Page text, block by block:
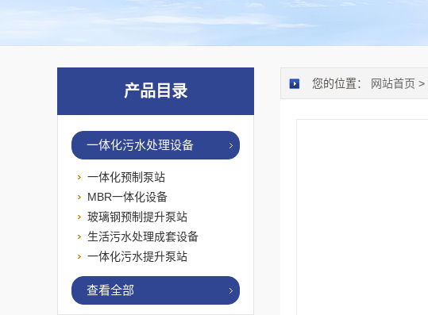
您的位置： 网站首页 >
产品目录
一体化污水处理设备
一体化预制泵站
MBR一体化设备
玻璃钢预制提升泵站
生活污水处理成套设备
一体化污水提升泵站
查看全部